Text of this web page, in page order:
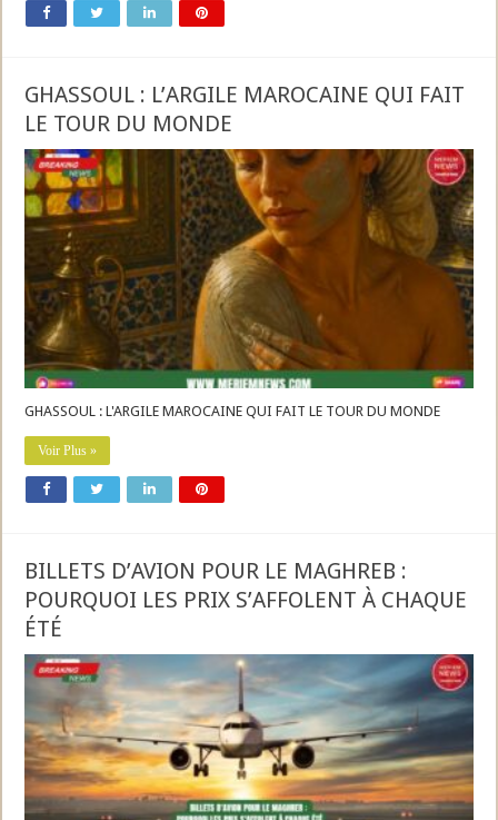
GHASSOUL : L’ARGILE MAROCAINE QUI FAIT
LE TOUR DU MONDE
GHASSOUL : L'ARGILE MAROCAINE QUI FAIT LE TOUR DU MONDE
Voir Plus »
BILLETS D’AVION POUR LE MAGHREB :
POURQUOI LES PRIX S’AFFOLENT À CHAQUE
ÉTÉ